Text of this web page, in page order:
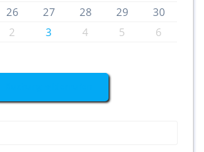
26 27 28 29
30
2 3 4 5 6